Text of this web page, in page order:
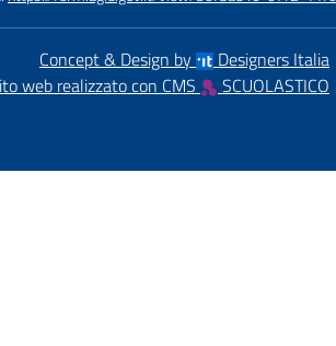
Concept & Design by
Designers Italia
web realizzato con CMS
SCUOLASTICO